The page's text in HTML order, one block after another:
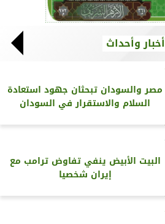
أخبار وأحداث
مصر والسودان تبحثان جهود استعادة
السلام والاستقرار في السودان
البيت الأبيض ينفي تفاوض ترامب مع
إيران شخصيا